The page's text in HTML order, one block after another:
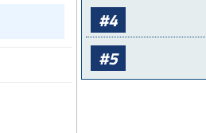
#4
#5